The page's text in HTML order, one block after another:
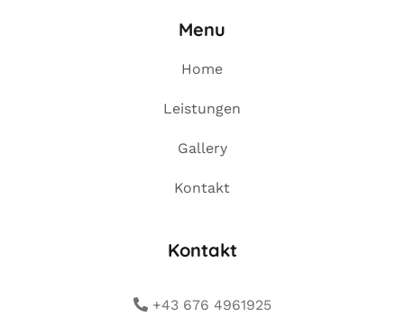
Menu
Home
Leistungen
Gallery
Kontakt
Kontakt
+43 676 4961925